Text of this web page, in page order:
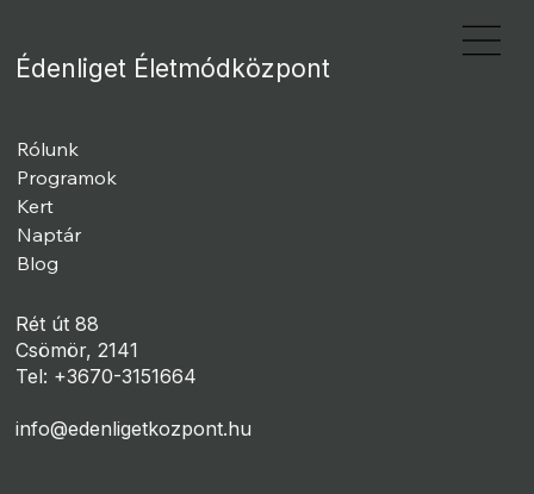
Édenliget Életmódközpont
Rét út 88
Csömör, 2141
Tel: +3670-3151664
info@edenligetkozpont.hu
Rólunk
Programok
Kert
Naptár
Blog